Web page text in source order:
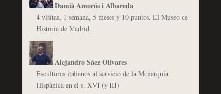
Damià Amorós i Albareda
4 visitas, 1 semana, 5 meses y 10 puntos. El Museo de
Historia de Madrid
Alejandro Sáez Olivares
Escultores italianos al servicio de la Monarquía
Hispánica en el s. XVI (y III)